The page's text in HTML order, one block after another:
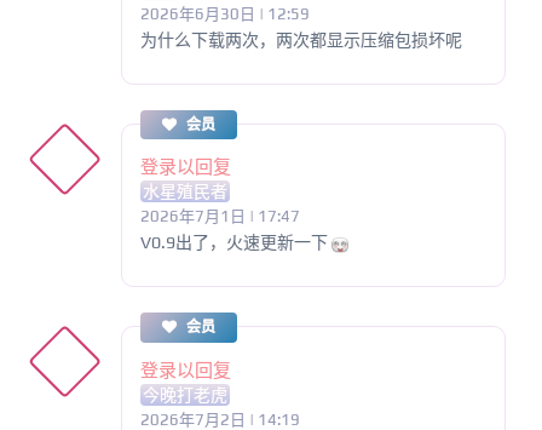
2026年6月30日 | 12:59
为什么下载两次，两次都显示压缩包损坏呢
会员
登录以回复
水星殖民者
2026年7月1日 | 17:47
V0.9出了，火速更新一下
会员
登录以回复
今晚打老虎
2026年7月2日 | 14:19